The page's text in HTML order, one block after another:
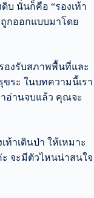
บ นั่นก็คือ “รองเท้า
กออกแบบมาโดย
องรับสภาพพื้นที่และ
ขระ ในบทความนี้เรา
าอ่านจบแล้ว คุณจะ
ท้าเดินป่า ให้เหมาะ
จะมีตัวไหนน่าสนใจ